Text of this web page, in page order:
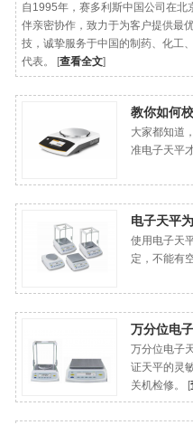
自1995年，赛多利斯中国公司在
伴亲密协作，致力于为客户提供最
技，诚挚服务于中国的制药、化工
代表。 [查看全文]
教你如何
大家都知道
准电子天平
电子天平
使用电子天
定，不能有
万分位电
万分位电子
证天平的灵
关机检修。 [